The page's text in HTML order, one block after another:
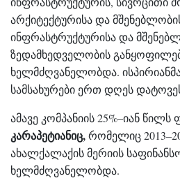
არქიტექტურისა და
ინფრასტრუქტურისა და
ზედამხედველობის
ხელმძღვანელობდა. ისპირიანმა
სამსახურები ერთ დღეს
ამავე კომპანიის 25%–იან
კარაპეტიანიც,რომელიც
ახალქალაქის მერიის
ხელმძღვანელობდა.